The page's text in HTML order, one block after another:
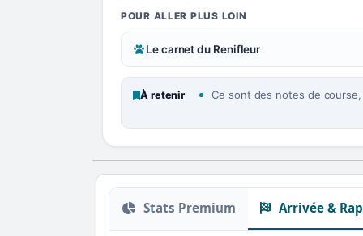
POUR ALLER PLUS LOIN
Le carnet du Renifleur
À retenir Ce sont des notes de
Stats Premium Arrivée &